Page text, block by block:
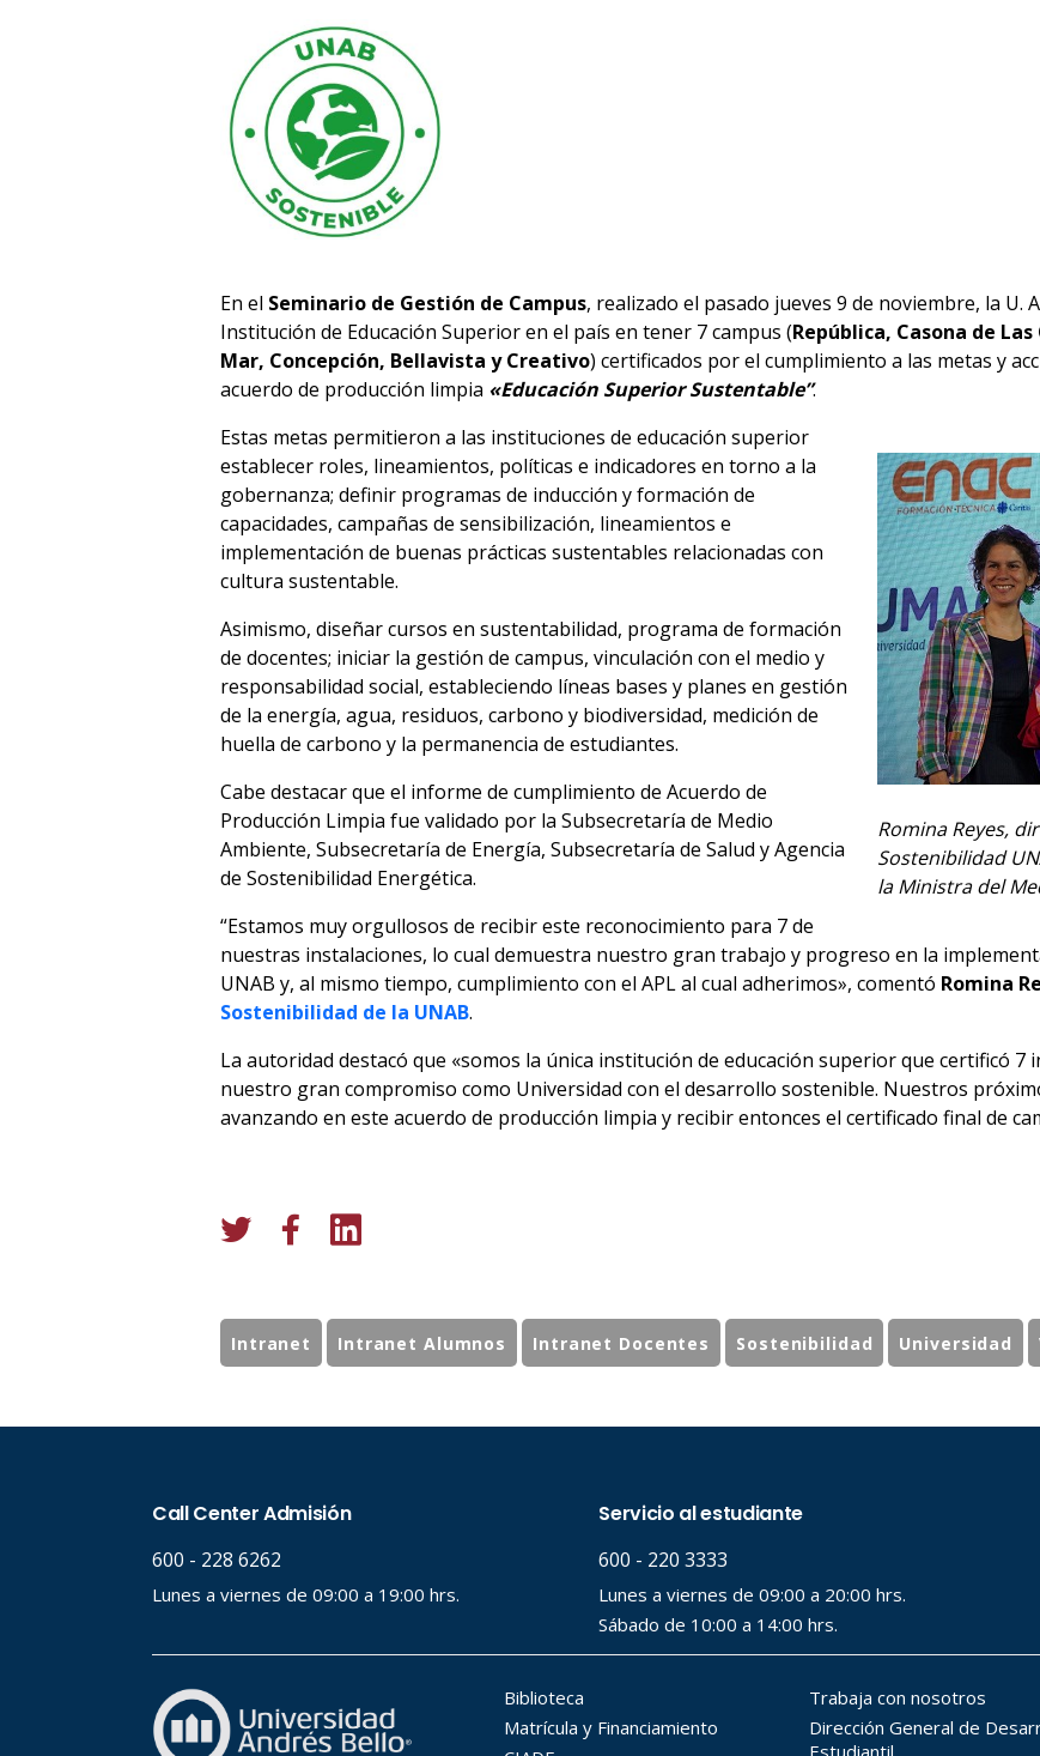
En el Seminario de Gestión de Campus, realizado el pasado jueves 9 de noviembre, la U.
Institución de Educación Superior en el país en tener 7 campus (República, Casona de
Mar, Concepción, Bellavista y Creativo) certificados por el cumplimiento a las metas y
acuerdo de producción limpia «Educación Superior Sustentable”.
Romina Reyes,
Sostenibilidad
la Ministra del
Estas metas permitieron a las instituciones de educación superior
establecer roles, lineamientos, políticas e indicadores en torno a la
gobernanza; definir programas de inducción y formación de
capacidades, campañas de sensibilización, lineamientos e
implementación de buenas prácticas sustentables relacionadas con
cultura sustentable.
Asimismo, diseñar cursos en sustentabilidad, programa de formación
de docentes; iniciar la gestión de campus, vinculación con el medio y
responsabilidad social, estableciendo líneas bases y planes en gestión
de la energía, agua, residuos, carbono y biodiversidad, medición de
huella de carbono y la permanencia de estudiantes.
Cabe destacar que el informe de cumplimiento de Acuerdo de
Producción Limpia fue validado por la Subsecretaría de Medio
Ambiente, Subsecretaría de Energía, Subsecretaría de Salud y Agencia
de Sostenibilidad Energética.
“Estamos muy orgullosos de recibir este reconocimiento para 7 de
nuestras instalaciones, lo cual demuestra nuestro gran trabajo y progreso en la
UNAB y, al mismo tiempo, cumplimiento con el APL al cual adherimos», comentó Romina
Sostenibilidad de la UNAB.
La autoridad destacó que «somos la única institución de educación superior que certificó 7
nuestro gran compromiso como Universidad con el desarrollo sostenible. Nuestros
avanzando en este acuerdo de producción limpia y recibir entonces el certificado final de
Intranet Intranet Alumnos Intranet Docentes Sostenibilidad Universidad